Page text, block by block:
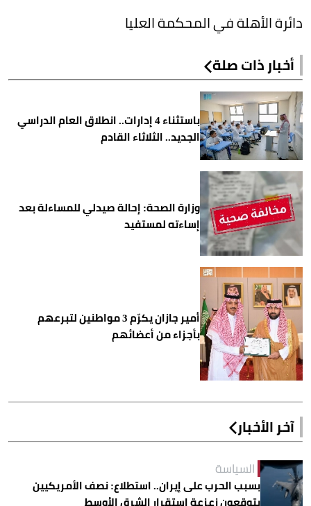
دائرة الأهلة في المحكمة العليا
أخبار ذات صلة
باستثناء 4 إدارات.. انطلاق العام الدراسي
الجديد.. الثلاثاء القادم
وزارة الصحة: إحالة صيدلي للمساءلة بعد
إساءته لمستفيد
أمير جازان يكرّم 3 مواطنين لتبرعهم
بأجزاء من أعضائهم
آخر الأخبار
السياسة
بسبب الحرب على إيران.. استطلاع: نصف الأمريكيين